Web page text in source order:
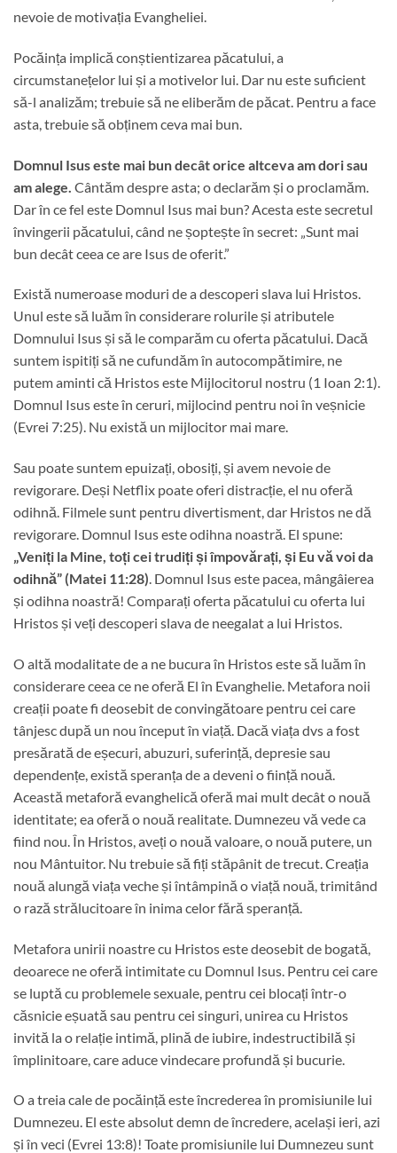
nevoie de motivația Evangheliei.
Pocăința implică conștientizarea păcatului, a
circumstanețelor lui și a motivelor lui. Dar nu este suficient
să-l analizăm; trebuie să ne eliberăm de păcat. Pentru a face
asta, trebuie să obținem ceva mai bun.
Domnul Isus este mai bun decât orice altceva am dori sau
am alege. Cântăm despre asta; o declarăm și o proclamăm.
Dar în ce fel este Domnul Isus mai bun? Acesta este secretul
învingerii păcatului, când ne șoptește în secret: „Sunt mai
bun decât ceea ce are Isus de oferit.”
Există numeroase moduri de a descoperi slava lui Hristos.
Unul este să luăm în considerare rolurile și atributele
Domnului Isus și să le comparăm cu oferta păcatului. Dacă
suntem ispitiți să ne cufundăm în autocompătimire, ne
putem aminti că Hristos este Mijlocitorul nostru (1 Ioan 2:1).
Domnul Isus este în ceruri, mijlocind pentru noi în veșnicie
(Evrei 7:25). Nu există un mijlocitor mai mare.
Sau poate suntem epuizați, obosiți, și avem nevoie de
revigorare. Deși Netflix poate oferi distracție, el nu oferă
odihnă. Filmele sunt pentru divertisment, dar Hristos ne dă
revigorare. Domnul Isus este odihna noastră. El spune:
„Veniți la Mine, toți cei trudiți și împovărați, și Eu vă voi da
odihnă” (Matei 11:28). Domnul Isus este pacea, mângâierea
și odihna noastră! Comparați oferta păcatului cu oferta lui
Hristos și veți descoperi slava de neegalat a lui Hristos.
O altă modalitate de a ne bucura în Hristos este să luăm în
considerare ceea ce ne oferă El în Evanghelie. Metafora noii
creații poate fi deosebit de convingătoare pentru cei care
tânjesc după un nou început în viață. Dacă viața dvs a fost
presărată de eșecuri, abuzuri, suferință, depresie sau
dependențe, există speranța de a deveni o ființă nouă.
Această metaforă evanghelică oferă mai mult decât o nouă
identitate; ea oferă o nouă realitate. Dumnezeu vă vede ca
fiind nou. În Hristos, aveți o nouă valoare, o nouă putere, un
nou Mântuitor. Nu trebuie să fiți stăpânit de trecut. Creația
nouă alungă viața veche și întâmpină o viață nouă, trimitând
o rază strălucitoare în inima celor fără speranță.
Metafora unirii noastre cu Hristos este deosebit de bogată,
deoarece ne oferă intimitate cu Domnul Isus. Pentru cei care
se luptă cu problemele sexuale, pentru cei blocați într-o
căsnicie eșuată sau pentru cei singuri, unirea cu Hristos
invită la o relație intimă, plină de iubire, indestructibilă și
împlinitoare, care aduce vindecare profundă și bucurie.
O a treia cale de pocăință este încrederea în promisiunile lui
Dumnezeu. El este absolut demn de încredere, același ieri, azi
și în veci (Evrei 13:8)! Toate promisiunile lui Dumnezeu sunt